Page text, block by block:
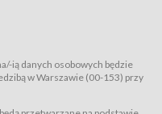
zawarcie umowy z
w Wydarzeniu,
Wydarzenia, tj. uprawniające
seansach filmowych,
ią danych osobowych będzie
w Warszawie (00-153) przy